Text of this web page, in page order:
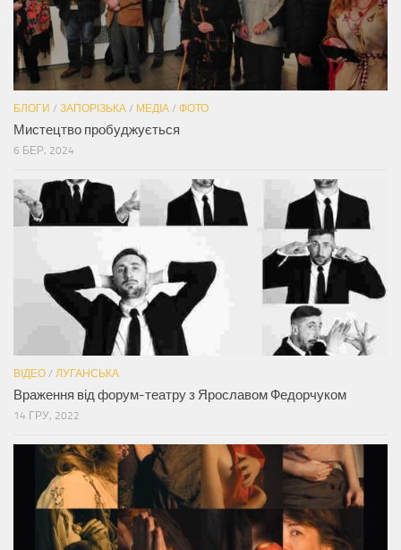
БЛОГИ / ЗАПОРІЗЬКА / МЕДІА / ФОТО
Мистецтво пробуджується
6 БЕР, 2024
ВІДЕО / ЛУГАНСЬКА
Враження від форум-театру з Ярославом Федорчуком
14 ГРУ, 2022